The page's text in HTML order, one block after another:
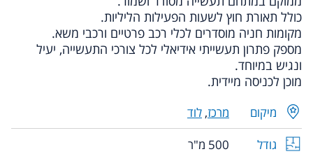
כולל תאורת חוץ לשעות הפעילות הליליות.
מקומות חניה מוסדרים לכלי רכב פרטיים ורכבי משא.
מספק פתרון תעשייתי אידיאלי לכל צורכי התעשייה, יעיל
ונגיש במיוחד.
מוכן לכניסה מיידית.
מיקום מרכז, לוד
גודל
500 מ"ר